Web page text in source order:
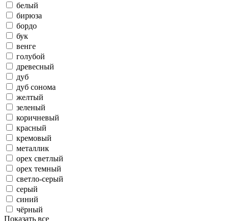
белый
бирюза
бордо
бук
венге
голубой
древесный
дуб
дуб сонома
желтый
зеленый
коричневый
красный
кремовый
металлик
орех светлый
орех темный
светло-серый
серый
синий
чёрный
Показать все